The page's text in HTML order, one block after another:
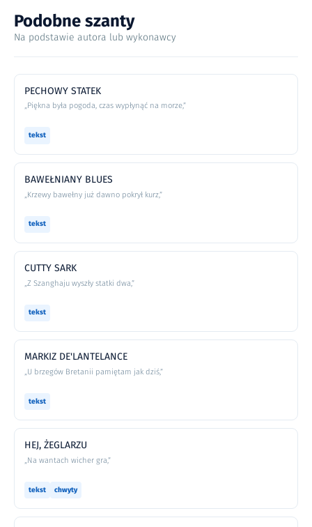
Podobne szanty
Na podstawie autora lub wykonawcy
PECHOWY STATEK
„Piękna była pogoda, czas wypłynąć na morze,”
tekst
BAWEŁNIANY BLUES
„Krzewy bawełny już dawno pokrył kurz,”
tekst
CUTTY SARK
„Z Szanghaju wyszły statki dwa,”
tekst
MARKIZ DE'LANTELANCE
„U brzegów Bretanii pamiętam jak dziś,”
tekst
HEJ, ŻEGLARZU
„Na wantach wicher gra,”
tekst chwyty